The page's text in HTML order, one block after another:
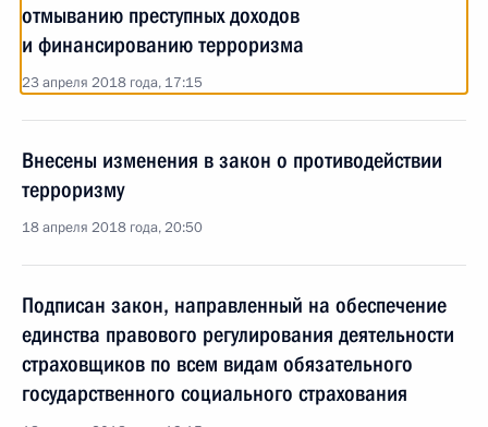
отмыванию преступных доходов
и финансированию терроризма
23 апреля 2018 года, 17:15
Внесены изменения в закон о противодействии
терроризму
18 апреля 2018 года, 20:50
Подписан закон, направленный на обеспечение
единства правового регулирования деятельности
страховщиков по всем видам обязательного
государственного социального страхования